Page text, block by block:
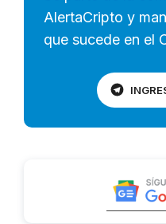
AlertaCripto y
que sucede en el